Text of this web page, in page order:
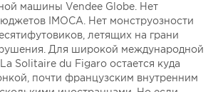
машины Vendеe Globe. Нет
IMOCA. Нет монструозности
летящих на грани
Для широкой международной
Solitaire du Figaro остается куда
почти французским внутренним